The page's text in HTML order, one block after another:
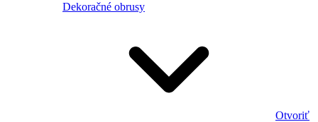
Dekoračné obrusy
Otvoriť